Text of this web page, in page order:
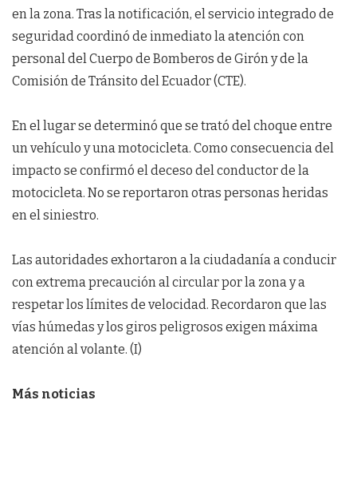
en la zona. Tras la notificación, el servicio integrado de
seguridad coordinó de inmediato la atención con
personal del Cuerpo de Bomberos de Girón y de la
Comisión de Tránsito del Ecuador (CTE).
En el lugar se determinó que se trató del choque entre
un vehículo y una motocicleta. Como consecuencia del
impacto se confirmó el deceso del conductor de la
motocicleta. No se reportaron otras personas heridas
en el siniestro.
Las autoridades exhortaron a la ciudadanía a conducir
con extrema precaución al circular por la zona y a
respetar los límites de velocidad. Recordaron que las
vías húmedas y los giros peligrosos exigen máxima
atención al volante. (I)
Más noticias